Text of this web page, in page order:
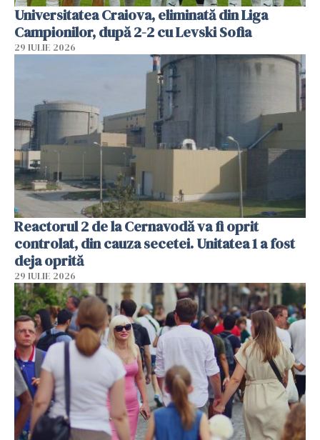
Universitatea Craiova, eliminată din Liga
Campionilor, după 2-2 cu Levski Sofia
29 IULIE 2026
Reactorul 2 de la Cernavodă va fi oprit
controlat, din cauza secetei. Unitatea 1 a fost
deja oprită
29 IULIE 2026